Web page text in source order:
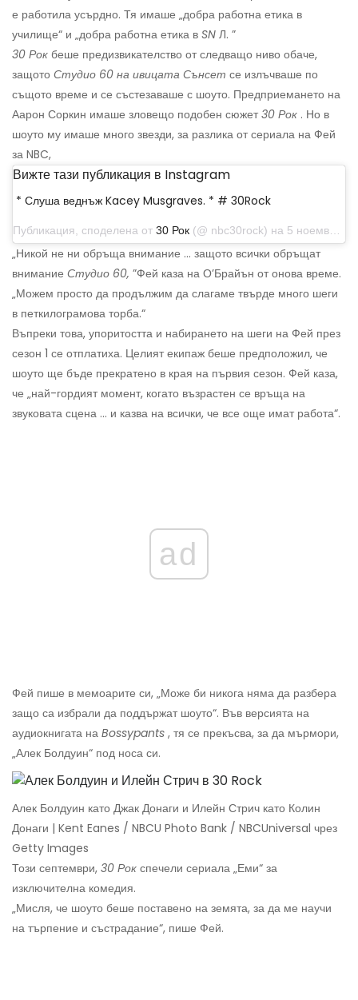
е работила усърдно. Тя имаше „добра работна етика в
училище“ и „добра работна етика в SN Л. ”
30 Рок беше предизвикателство от следващо ниво обаче,
защото Студио 60 на ивицата Сънсет се излъчваше по
същото време и се състезаваше с шоуто. Предприемането на
Аарон Соркин имаше зловещо подобен сюжет30 Рок . Но в
шоуто му имаше много звезди, за разлика от сериала на Фей
за NBC,
Вижте тази публикация в Instagram
* Слуша веднъж Kacey Musgraves. * # 30Rock
Публикация, споделена от 30 Рок (@ nbc30rock) на 5 ноември 2019 г. в 6:00 ч. PST
„Никой не ни обръща внимание ... защото всички обръщат
внимание Студио 60, ”Фей каза на О’Брайън от онова време.
„Можем просто да продължим да слагаме твърде много шеги
в петкилограмова торба.“
Въпреки това, упоритостта и набирането на шеги на Фей през
сезон 1 се отплатиха. Целият екипаж беше предположил, че
шоуто ще бъде прекратено в края на първия сезон. Фей каза,
че „най-гордият момент, когато възрастен се връща на
звуковата сцена ... и казва на всички, че все още имат работа“.
ad
Фей пише в мемоарите си, „Може би никога няма да разбера
защо са избрали да поддържат шоуто“. Във версията на
аудиокнигата на Bossypants , тя се прекъсва, за да мърмори,
„Алек Болдуин“ под носа си.
Алек Болдуин като Джак Донаги и Илейн Стрич като Колин
Донаги | Kent Eanes / NBCU Photo Bank / NBCUniversal чрез
Getty Images
Този септември, 30 Рок спечели сериала „Еми“ за
изключителна комедия.
„Мисля, че шоуто беше поставено на земята, за да ме научи
на търпение и състрадание“, пише Фей.